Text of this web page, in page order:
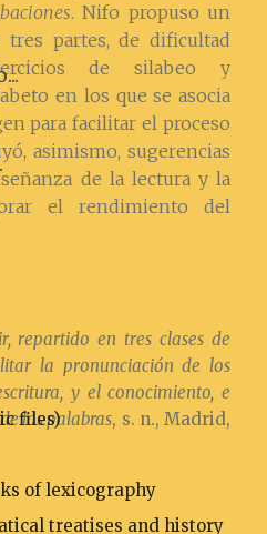
. Nifo propuso un
partes, de dificultad
de silabeo y
en los que se asocia
para facilitar el proceso
asimismo, sugerencias
de la lectura y la
el rendimiento del
repartido en tres clases de
la pronunciación de los
y el conocimiento, e
las palabras, s. n., Madrid,
files)
of lexicography
treatises and history